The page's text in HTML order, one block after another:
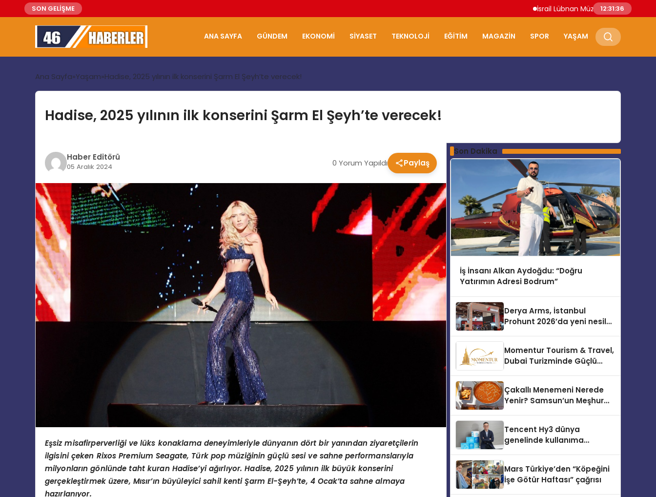
SON GELİŞME İsrail Lübnan Müzakereleri Roma’da
12:31:37
ANA SAYFA GÜNDEM EKONOMI SIYASET TEKNOLOJI EĞITIM MAGAZIN SPOR YAŞAM
Ana Sayfa Yaşam Hadise, 2025 yılının ilk konserini Şarm El Şeyh’te verecek!
Hadise, 2025 yılının ilk konserini Şarm El Şeyh’te verecek!
Haber Editörü
05 Aralık 2024 0 Yorum Yapıldı Paylaş
Eşsiz misafirperverliği ve lüks konaklama deneyimleriyle dünyanın dört bir yanından ziyaretçilerin
ilgisini çeken Rixos Premium Seagate, Türk pop müziğinin güçlü sesi ve sahne performanslarıyla
milyonların gönlünde taht kuran Hadise’yi ağırlıyor. Hadise, 2025 yılının ilk büyük konserini
gerçekleştirmek üzere, Mısır’ın büyüleyici sahil kenti Şarm El-Şeyh’te, 4 Ocak’ta sahne almaya
hazırlanıyor.
Son Dakika
İş İnsanı Alkan Aydoğdu: “Doğru
Yatırımın Adresi Bodrum”
Derya Arms, İstanbul
Prohunt 2026’da yeni nesil
Momentur Tourism & Travel,
Dubai Turizminde Güçlü
Çakallı Menemeni Nerede
Yenir? Samsun’un Meşhur
Tencent Hy3 dünya
genelinde kullanıma
Mars Türkiye’den “Köpeğini
İşe Götür Haftası” çağrısı